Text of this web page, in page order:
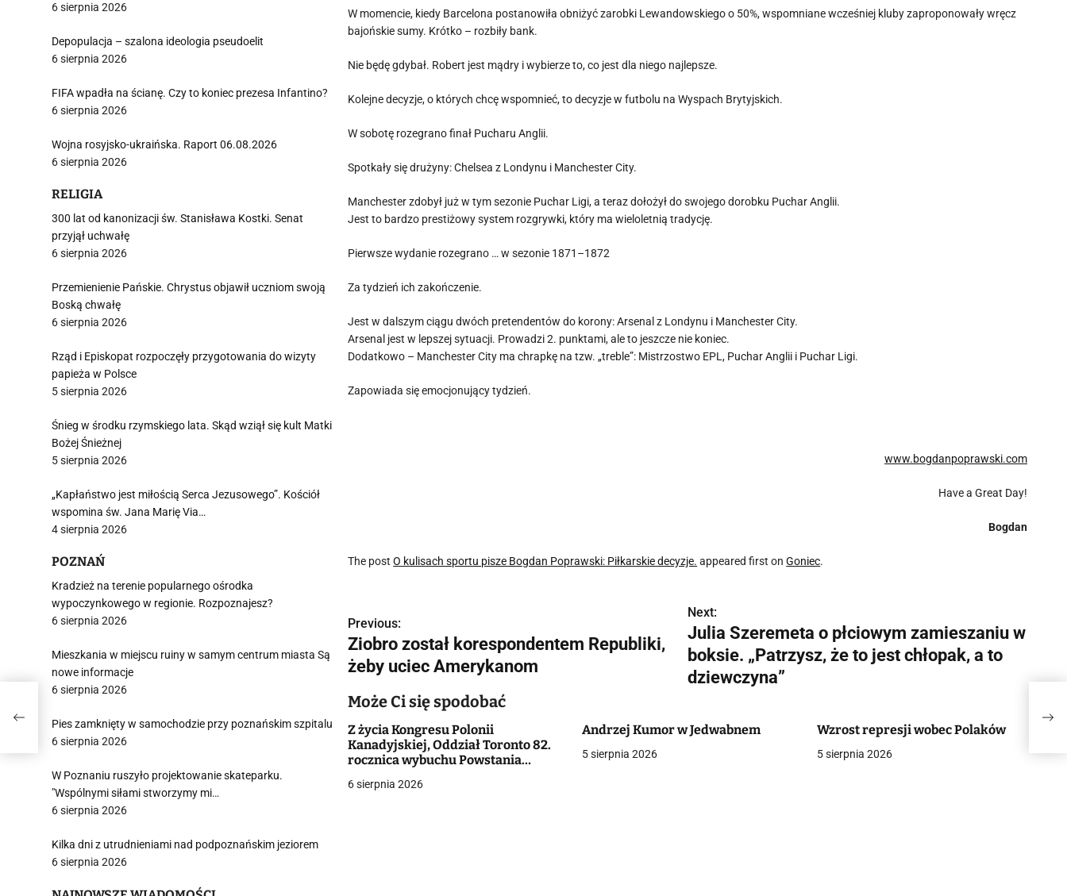
W momencie, kiedy Barcelona postanowiła obniżyć zarobki Lewandowskiego o 50%, wspomniane wcześniej kluby zaproponowały wręcz
bajońskie sumy. Krótko – rozbiły bank.
Nie będę gdybał. Robert jest mądry i wybierze to, co jest dla niego najlepsze.
Kolejne decyzje, o których chcę wspomnieć, to decyzje w futbolu na Wyspach Brytyjskich.
W sobotę rozegrano finał Pucharu Anglii.
Spotkały się drużyny: Chelsea z Londynu i Manchester City.
Manchester zdobył już w tym sezonie Puchar Ligi, a teraz dołożył do swojego dorobku Puchar Anglii.
Jest to bardzo prestiżowy system rozgrywki, który ma wieloletnią tradycję.
Pierwsze wydanie rozegrano … w sezonie 1871–1872
Za tydzień ich zakończenie.
Jest w dalszym ciągu dwóch pretendentów do korony: Arsenal z Londynu i Manchester City.
Arsenal jest w lepszej sytuacji. Prowadzi 2. punktami, ale to jeszcze nie koniec.
Dodatkowo – Manchester City ma chrapkę na tzw. „treble”: Mistrzostwo EPL, Puchar Anglii i Puchar Ligi.
Zapowiada się emocjonujący tydzień.
www.bogdanpoprawski.com
Have a Great Day!
Bogdan
The postO kulisach sportu pisze Bogdan Poprawski: Piłkarskie decyzje. appeared first onGoniec.
N
a
w
i
g
a
Previous:
Ziobro został korespondentem Republiki,
żeby uciec Amerykanom
Next:
Julia Szeremeta o płciowym zamieszaniu w
boksie. „Patrzysz, że to jest chłopak, a to
dziewczyna”
Może Ci się spodobać
Z życia Kongresu Polonii
Kanadyjskiej, Oddział Toronto 82.
rocznica wybuchu Powstania
6 sierpnia 2026
Andrzej Kumor w Jedwabnem
5 sierpnia 2026
Wzrost represji wobec Polaków
5 sierpnia 2026
6 sierpnia 2026
Depopulacja – szalona ideologia pseudoelit
6 sierpnia 2026
FIFA wpadła na ścianę. Czy to koniec prezesa Infantino?
6 sierpnia 2026
Wojna rosyjsko-ukraińska. Raport 06.08.2026
6 sierpnia 2026
RELIGIA
300 lat od kanonizacji św. Stanisława Kostki. Senat
przyjął uchwałę
6 sierpnia 2026
Przemienienie Pańskie. Chrystus objawił uczniom swoją
Boską chwałę
6 sierpnia 2026
Rząd i Episkopat rozpoczęły przygotowania do wizyty
papieża w Polsce
5 sierpnia 2026
Śnieg w środku rzymskiego lata. Skąd wziął się kult Matki
Bożej Śnieżnej
5 sierpnia 2026
„Kapłaństwo jest miłością Serca Jezusowego”. Kościół
wspomina św. Jana Marię Via…
4 sierpnia 2026
POZNAŃ
Kradzież na terenie popularnego ośrodka
wypoczynkowego w regionie. Rozpoznajesz?
6 sierpnia 2026
Mieszkania w miejscu ruiny w samym centrum miasta Są
nowe informacje
6 sierpnia 2026
Pies zamknięty w samochodzie przy poznańskim szpitalu
6 sierpnia 2026
W Poznaniu ruszyło projektowanie skateparku.
"Wspólnymi siłami stworzymy mi…
6 sierpnia 2026
Kilka dni z utrudnieniami nad podpoznańskim jeziorem
6 sierpnia 2026